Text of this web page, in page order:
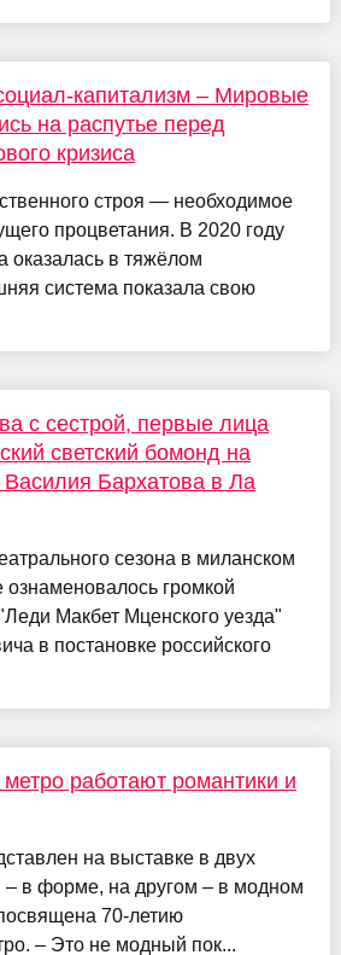
капитализм – Мировые
на распутье перед
кризиса
строя — необходимое
процветания. В 2020 году
оказалась в тяжёлом
система показала свою
с сестрой, первые лица
светский бомонд на
Бархатова в Ла
сезона в миланском
громкой
Макбет Мценского уезда"
в постановке российского
метро работают романтики и
на выставке в двух
в форме, на другом – в модном
70-летию
– Это не модный пок...